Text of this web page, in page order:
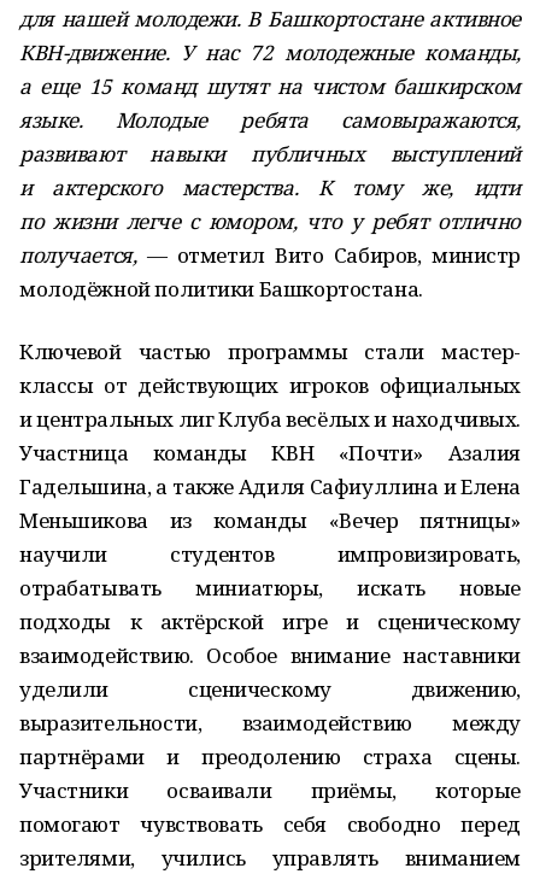
для нашей молодежи. В Башкортостане активное
КВН-движение. У нас 72 молодежные команды,
а еще 15 команд шутят на чистом башкирском
языке. Молодые ребята самовыражаются,
развивают навыки публичных выступлений
и актерского мастерства. К тому же, идти
по жизни легче с юмором, что у ребят отлично
получается,— отметил Вито Сабиров, министр
молодёжной политики Башкортостана.
Ключевой частью программы стали мастер-
классы от действующих игроков официальных
и центральных лиг Клуба весёлых и находчивых.
Участница команды КВН «Почти» Азалия
Гадельшина, а также Адиля Сафиуллина и Елена
Меньшикова из команды «Вечер пятницы»
научили студентов импровизировать,
отрабатывать миниатюры, искать новые
подходы к актёрской игре и сценическому
взаимодействию. Особое внимание наставники
уделили сценическому движению,
выразительности, взаимодействию между
партнёрами и преодолению страха сцены.
Участники осваивали приёмы, которые
помогают чувствовать себя свободно перед
зрителями, учились управлять вниманием